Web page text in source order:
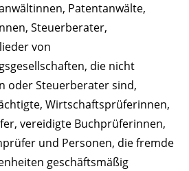
en, Patentanwälte,
Steuerberater,
von
die nicht
oder Steuerberater sind,
Wirtschaftsprüferinnen,
vereidigte Buchprüferinnen,
und Personen, die fremde
geschäftsmäßig